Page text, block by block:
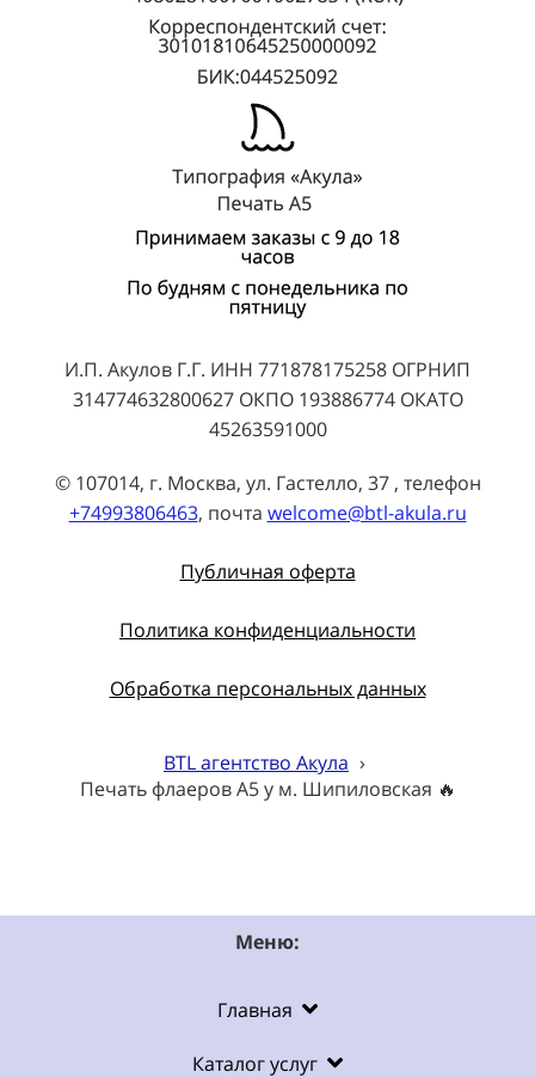
И.П. Акулов Г.Г. ИНН 771878175258 ОГРНИП
314774632800627 ОКПО 193886774 ОКАТО
45263591000
© 107014, г. Москва, ул. Гастелло, 37 , телефон
+74993806463, почта welcome@btl-akula.ru
Публичная оферта
Политика конфиденциальности
Обработка персональных данных
BTL агентство Акула ›
Печать флаеров А5 у м. Шипиловская 🔥
Меню:
Главная
Каталог услуг